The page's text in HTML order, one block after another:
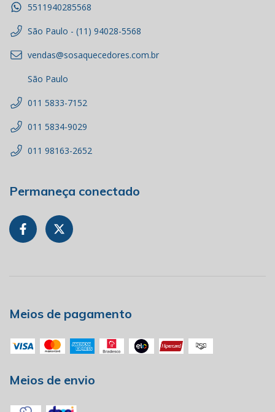
5511940285568
São Paulo - (11) 94028-5568
vendas@sosaquecedores.com.br
São Paulo
011 5833-7152
011 5834-9029
011 98163-2652
Permaneça conectado
Meios de pagamento
Meios de envio